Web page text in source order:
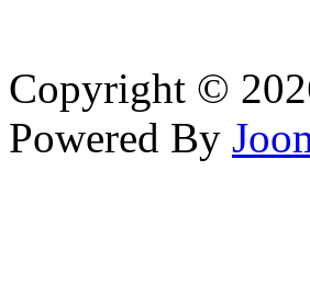
Copyright ©
Powered By